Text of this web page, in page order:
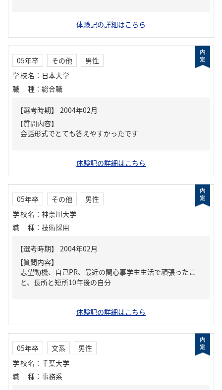
体験記の詳細はこちら
05年卒 その他
男性
学校名 ： 日本大学
職種 ： 総合職
【質問内容】
会話形式でとても答えやすかったです
体験記の詳細はこちら
05年卒 その他
男性
学校名 ： 神奈川大学
職種 ： 技術採用
【質問内容】
志望動機、自己PR、最近の関心事学生生活で頑張ったこ
と、長所と短所10年後の自分
体験記の詳細はこちら
05年卒 文系
男性
学校名 ： 千葉大学
職種 ： 事務系